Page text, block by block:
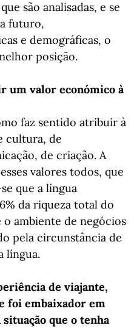
são analisadas, e se
futuro,
e demográficas, o
posição.
um valor económico à
faz sentido atribuir à
cultura, de
de criação. A
valores todos, que
que a língua
da riqueza total do
o ambiente de negócios
pela circunstância de
língua.
de viajante,
foi embaixador em
que o tenha